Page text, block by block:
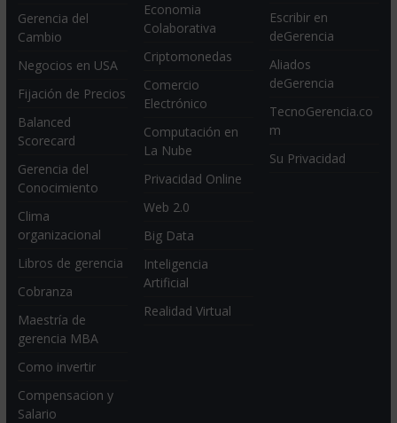
Gerencia del
Cambio
Negocios en USA
Fijación de Precios
Balanced
Scorecard
Gerencia del
Conocimiento
Clima
organizacional
Libros de gerencia
Cobranza
Maestría de
gerencia MBA
Como invertir
Compensacion y
Salario
Economia
Colaborativa
Criptomonedas
Comercio
Electrónico
Computación en
La Nube
Privacidad Online
Web 2.0
Big Data
Inteligencia
Artificial
Realidad Virtual
Escribir en
deGerencia
Aliados
deGerencia
TecnoGerencia.co
m
Su Privacidad